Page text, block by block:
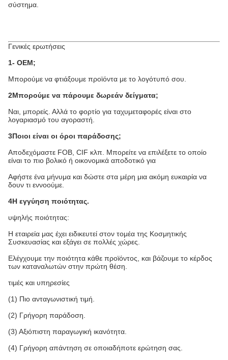
σύστημα.
Γενικές ερωτήσεις
1- OEM;
Μπορούμε να φτιάξουμε προϊόντα με το λογότυπό σου.
2Μπορούμε να πάρουμε δωρεάν δείγματα;
Ναι, μπορείς. Αλλά το φορτίο για ταχυμεταφορές είναι στο
λογαριασμό του αγοραστή.
3Ποιοι είναι οι όροι παράδοσης;
Αποδεχόμαστε FOB, CIF κλπ. Μπορείτε να επιλέξετε το οποίο
είναι το πιο βολικό ή οικονομικά αποδοτικό για
Αφήστε ένα μήνυμα και δώστε στα μέρη μια ακόμη ευκαιρία να
δουν τι εννοούμε.
4Η εγγύηση ποιότητας.
υψηλής ποιότητας:
Η εταιρεία μας έχει ειδικευτεί στον τομέα της Κοσμητικής
Συσκευασίας και εξάγει σε πολλές χώρες.
Ελέγχουμε την ποιότητα κάθε προϊόντος, και βάζουμε το κέρδος
των καταναλωτών στην πρώτη θέση.
τιμές και υπηρεσίες
(1) Πιο ανταγωνιστική τιμή.
(2) Γρήγορη παράδοση.
(3) Αξιόπιστη παραγωγική ικανότητα.
(4) Γρήγορη απάντηση σε οποιαδήποτε ερώτηση σας.